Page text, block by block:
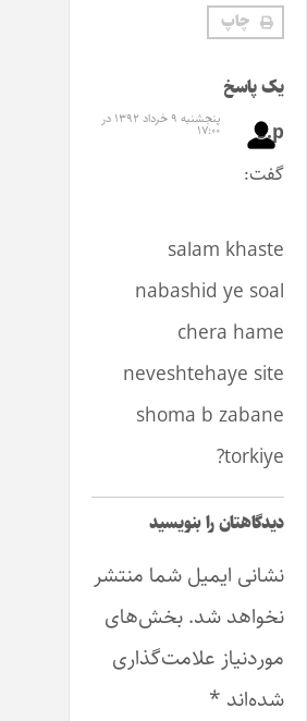
چاپ
پاسخ
پنجشنبه ۹ خرداد ۱۳۹۲ در
salam
nabashid ye
chera
neveshtehaye
shoma b
را بنویسید
ایمیل شما منتشر
شد.بخش‌های
علامت‌گذاری
*